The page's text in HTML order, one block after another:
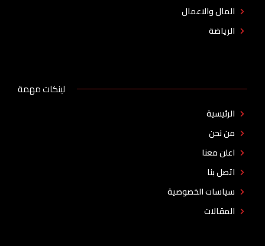
المال والاعمال
الرياضة
لينكات مهمة
الرئيسية
من نحن
اعلن معنا
اتصل بنا
سياسات الخصوصية
المقالات